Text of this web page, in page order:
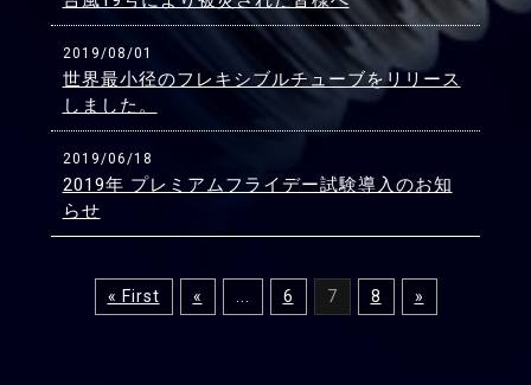
2019/08/01
世界最小径のフレキシブルチューブをリリース
しました。
2019/06/18
2019年 プレミアムフライデー試験導入のお知
らせ
« First « 6 7 8 »